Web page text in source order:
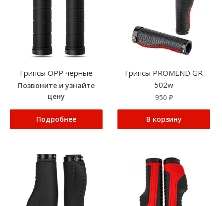
Грипсы OPP черные
Позвоните и узнайте
цену
Подробнее
Грипсы PROMEND GR
502w
950 ₽
В корзину